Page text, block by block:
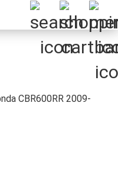
CBR600RR 2009-